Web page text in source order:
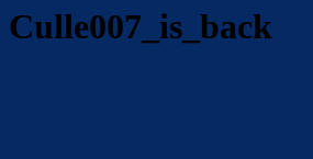
Culle007_is_back